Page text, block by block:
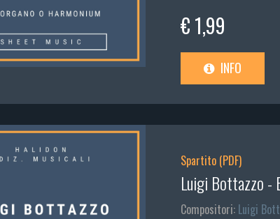
€ 1,99
INFO
Spartito (PDF)
Luigi Bottazzo -
Compositori: Luigi